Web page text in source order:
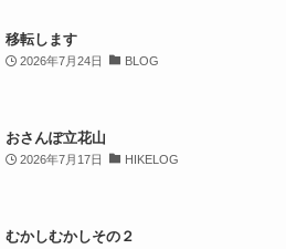
移転します
2026年7月24日 BLOG
おさんぽ立花山
2026年7月17日 HIKELOG
むかしむかしその２